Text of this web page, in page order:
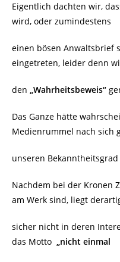
Eigentlich dachten wir,
wird, oder zumindestens
einen bösen Anwaltsbrief
eingetreten, leider denn
den „Wahrheitsbeweis“
Das Ganze hätte
Medienrummel nach sich
unseren
Nachdem bei der Kronen
am Werk sind, liegt
sicher nicht in deren
das Motto „nicht einmal